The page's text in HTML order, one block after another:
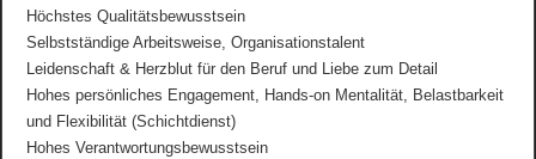
Höchstes Qualitätsbewusstsein
Selbstständige Arbeitsweise, Organisationstalent
Leidenschaft & Herzblut für den Beruf und Liebe zum Detail
Hohes persönliches Engagement, Hands-on Mentalität, Belastbarkeit
und Flexibilität (Schichtdienst)
Hohes Verantwortungsbewusstsein